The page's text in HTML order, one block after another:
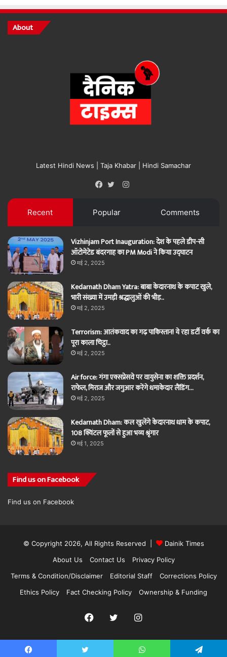
About
Latest Hindi News | Taja Khabar | Hindi Samachar
Instagram
Recent Popular Comments
Vizhinjam Port Inauguration: देश के पहले डीप-सी
ऑटोमेटेड बंदरगाह का PM Modi ने किया उद्घाटन
मई 2, 2025
Kedarnath Dham Yatra: बाबा केदारनाथ के कपाट खुले,
भारी संख्या में उमड़ी श्रद्धालुओं की भीड़..
मई 2, 2025
Terrorism: आतंकवाद का गढ़ पाकिस्तान! ये रहा डर्टी वर्क का
पूरा काला चिट्ठा..
मई 2, 2025
Air force: गंगा एक्सप्रेसवे पर वायुसेना का शक्ति प्रदर्शन,
राफेल, मिराज और जगुआर करेंगे धमाकेदार लैंडिंग…
मई 2, 2025
Kedarnath Dham: कल खुलेंगे केदारनाथ धाम के कपाट,
108 क्विंटल फूलों से हुआ भव्य श्रृंगार
मई 1, 2025
Find us on Facebook
Find us on Facebook
© Copyright 2026, All Rights Reserved |
Dainik Times
About Us
Contact Us
Privacy Policy
Terms & Condition/Disclaimer
Editorial Staff
Corrections Policy
Ethics Policy
Fact Checking Policy Ownership & Funding
Facebook
TwitterInstagram